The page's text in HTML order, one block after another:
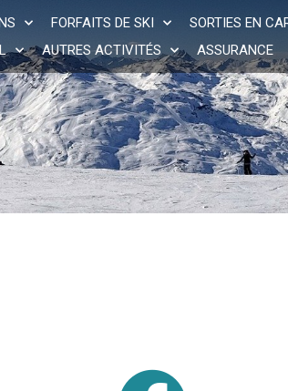
FORFAITS DE SKI SORTIES EN
AUTRES ACTIVITÉS ASSURANCE